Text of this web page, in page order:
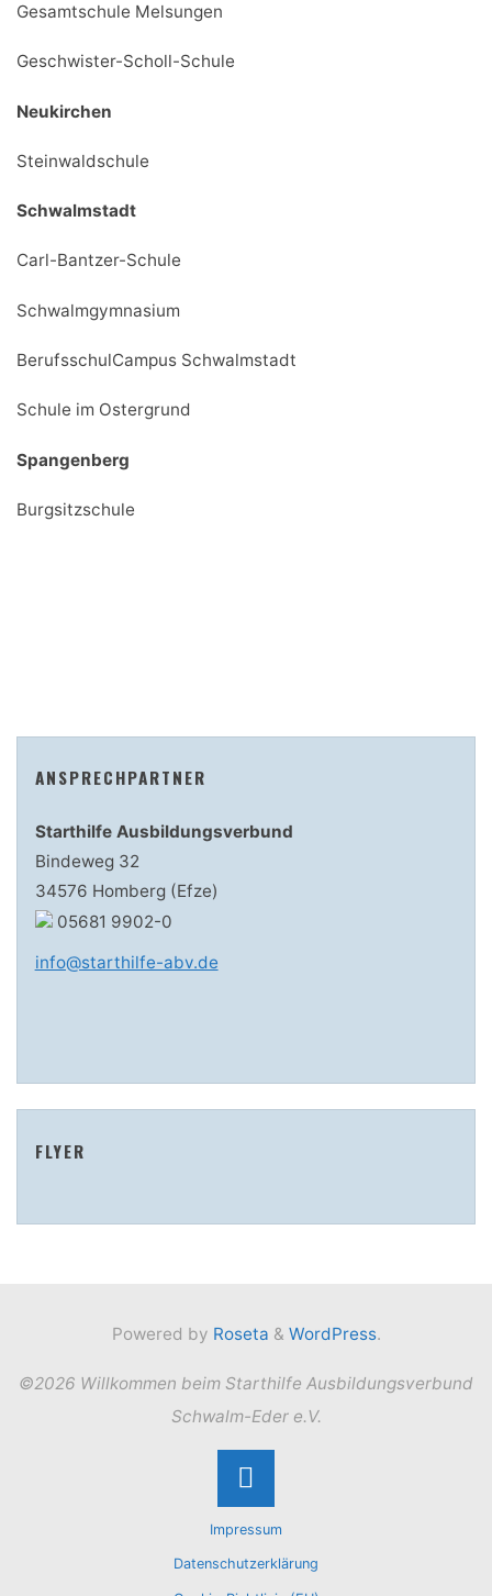
Gesamtschule Melsungen
Geschwister-Scholl-Schule
Neukirchen
Steinwaldschule
Schwalmstadt
Carl-Bantzer-Schule
Schwalmgymnasium
BerufsschulCampus Schwalmstadt
Schule im Ostergrund
Spangenberg
Burgsitzschule
ANSPRECHPARTNER
Starthilfe Ausbildungsverbund
Bindeweg 32
34576 Homberg (Efze)
05681 9902-0
info@starthilfe-abv.de
FLYER
Powered by Roseta & WordPress.
©2026 Willkommen beim Starthilfe Ausbildungsverbund
Schwalm-Eder e.V.
Impressum
Datenschutzerklärung
Back
to